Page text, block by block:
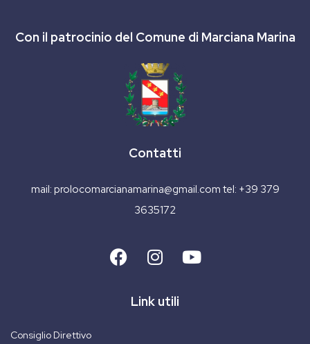
Con il patrocinio del Comune di Marciana Marina
Contatti
mail: prolocomarcianamarina@gmail.com tel: +39 379
3635172
Link utili
Consiglio Direttivo